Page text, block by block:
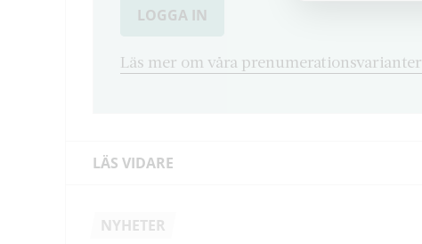
LOGGA IN
Läs mer om våra prenumerationsvarianter
LÄS VIDARE
NYHETER